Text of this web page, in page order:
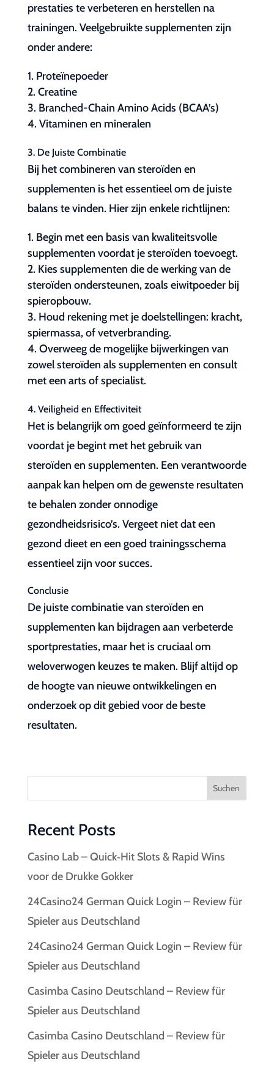
prestaties te verbeteren en herstellen na
trainingen. Veelgebruikte supplementen zijn
onder andere:
Proteïnepoeder
Creatine
Branched-Chain Amino Acids (BCAA’s)
Vitaminen en mineralen
3. De Juiste Combinatie
Bij het combineren van steroïden en
supplementen is het essentieel om de juiste
balans te vinden. Hier zijn enkele richtlijnen:
Begin met een basis van kwaliteitsvolle
supplementen voordat je steroïden toevoegt.
Kies supplementen die de werking van de
steroïden ondersteunen, zoals eiwitpoeder bij
spieropbouw.
Houd rekening met je doelstellingen: kracht,
spiermassa, of vetverbranding.
Overweeg de mogelijke bijwerkingen van
zowel steroïden als supplementen en consult
met een arts of specialist.
4. Veiligheid en Effectiviteit
Het is belangrijk om goed geïnformeerd te zijn
voordat je begint met het gebruik van
steroïden en supplementen. Een verantwoorde
aanpak kan helpen om de gewenste resultaten
te behalen zonder onnodige
gezondheidsrisico’s. Vergeet niet dat een
gezond dieet en een goed trainingsschema
essentieel zijn voor succes.
Conclusie
De juiste combinatie van steroïden en
supplementen kan bijdragen aan verbeterde
sportprestaties, maar het is cruciaal om
weloverwogen keuzes te maken. Blijf altijd op
de hoogte van nieuwe ontwikkelingen en
onderzoek op dit gebied voor de beste
resultaten.
Suchen
Recent Posts
Casino Lab – Quick‑Hit Slots & Rapid Wins
voor de Drukke Gokker
24Casino24 German Quick Login – Review für
Spieler aus Deutschland
24Casino24 German Quick Login – Review für
Spieler aus Deutschland
Casimba Casino Deutschland – Review für
Spieler aus Deutschland
Casimba Casino Deutschland – Review für
Spieler aus Deutschland